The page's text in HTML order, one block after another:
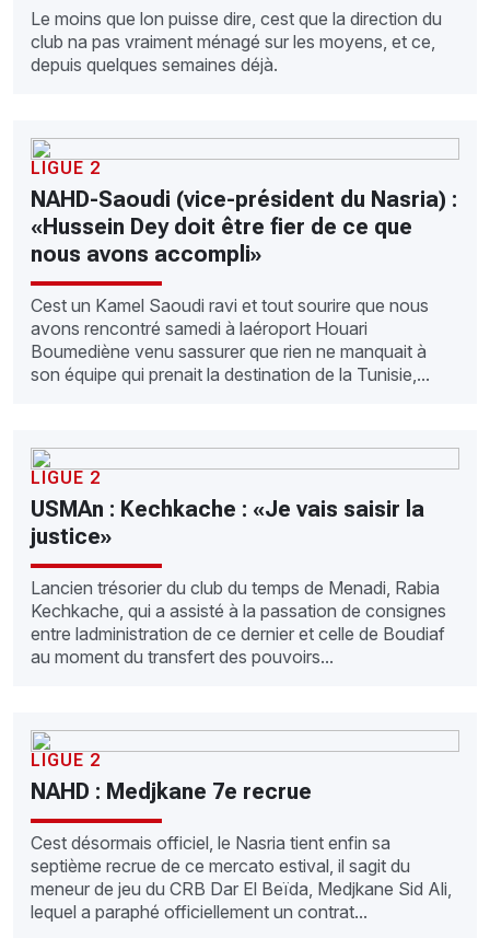
Le moins que lon puisse dire, cest que la direction du
club na pas vraiment ménagé sur les moyens, et ce,
depuis quelques semaines déjà.
LIGUE 2
NAHD-Saoudi (vice-président du Nasria) :
«Hussein Dey doit être fier de ce que
nous avons accompli»
Cest un Kamel Saoudi ravi et tout sourire que nous
avons rencontré samedi à laéroport Houari
Boumediène venu sassurer que rien ne manquait à
son équipe qui prenait la destination de la Tunisie,...
LIGUE 2
USMAn : Kechkache : «Je vais saisir la
justice»
Lancien trésorier du club du temps de Menadi, Rabia
Kechkache, qui a assisté à la passation de consignes
entre ladministration de ce dernier et celle de Boudiaf
au moment du transfert des pouvoirs...
LIGUE 2
NAHD : Medjkane 7e recrue
Cest désormais officiel, le Nasria tient enfin sa
septième recrue de ce mercato estival, il sagit du
meneur de jeu du CRB Dar El Beïda, Medjkane Sid Ali,
lequel a paraphé officiellement un contrat...